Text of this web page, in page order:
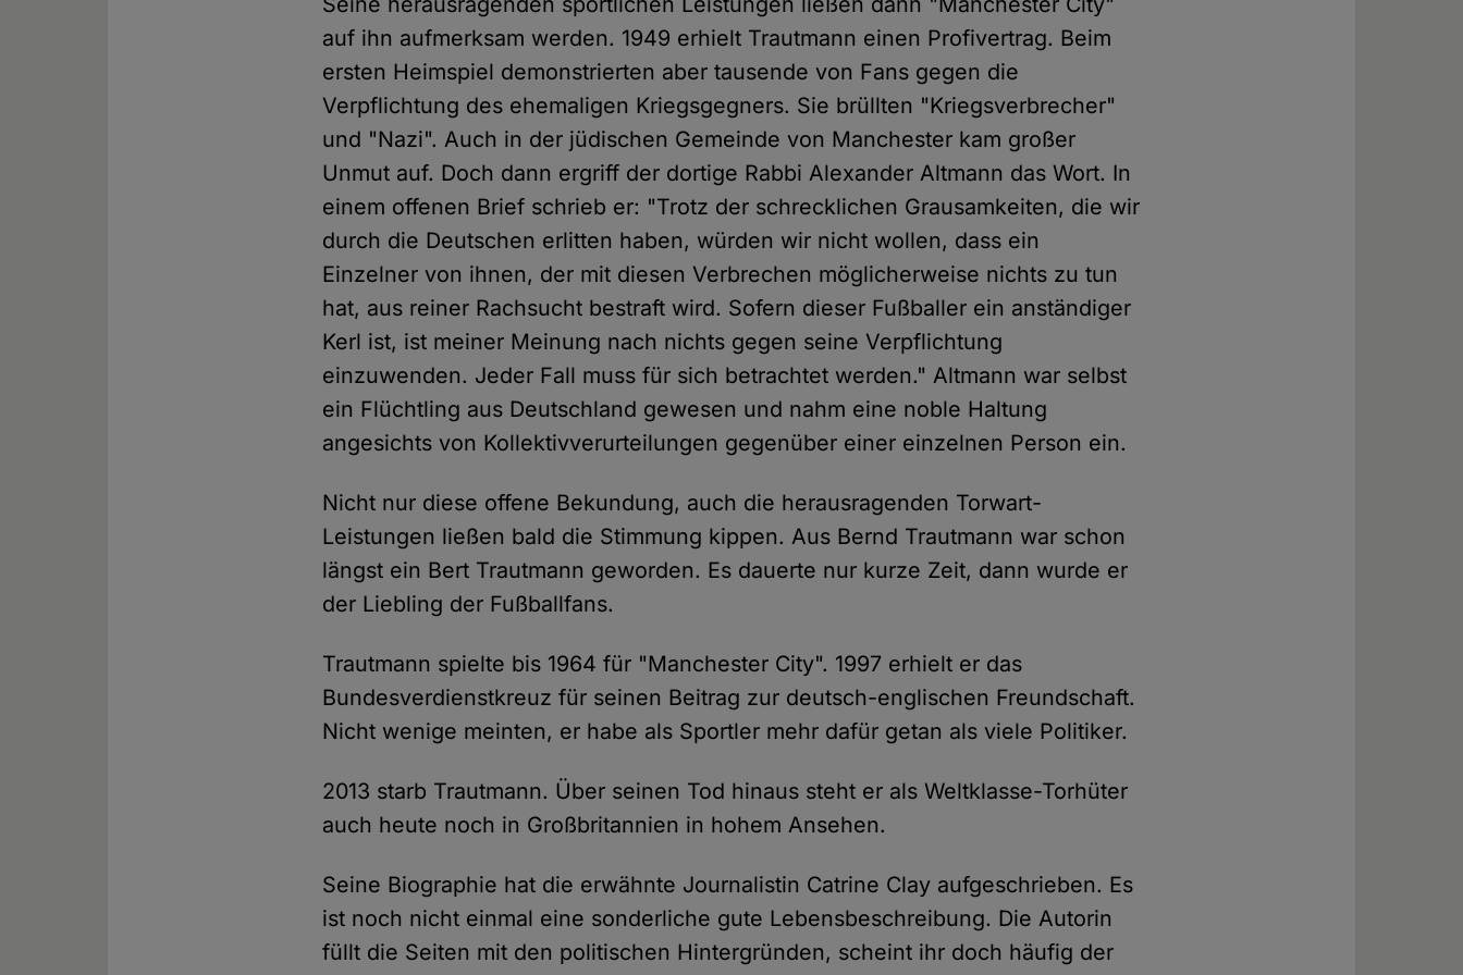
auf ihn aufmerksam werden. 1949 erhielt Trautmann einen Profivertrag. Beim
ersten Heimspiel demonstrierten aber tausende von Fans gegen die
Verpflichtung des ehemaligen Kriegsgegners. Sie brüllten "Kriegsverbrecher"
und "Nazi". Auch in der jüdischen Gemeinde von Manchester kam großer
Unmut auf. Doch dann ergriff der dortige Rabbi Alexander Altmann das Wort. In
einem offenen Brief schrieb er: "Trotz der schrecklichen Grausamkeiten, die wir
durch die Deutschen erlitten haben, würden wir nicht wollen, dass ein
Einzelner von ihnen, der mit diesen Verbrechen möglicherweise nichts zu tun
hat, aus reiner Rachsucht bestraft wird. Sofern dieser Fußballer ein anständiger
Kerl ist, ist meiner Meinung nach nichts gegen seine Verpflichtung
einzuwenden. Jeder Fall muss für sich betrachtet werden." Altmann war selbst
ein Flüchtling aus Deutschland gewesen und nahm eine noble Haltung
angesichts von Kollektivverurteilungen gegenüber einer einzelnen Person ein.
Nicht nur diese offene Bekundung, auch die herausragenden Torwart-
Leistungen ließen bald die Stimmung kippen. Aus Bernd Trautmann war schon
längst ein Bert Trautmann geworden. Es dauerte nur kurze Zeit, dann wurde er
der Liebling der Fußballfans.
Trautmann spielte bis 1964 für "Manchester City". 1997 erhielt er das
Bundesverdienstkreuz für seinen Beitrag zur deutsch-englischen Freundschaft.
Nicht wenige meinten, er habe als Sportler mehr dafür getan als viele Politiker.
2013 starb Trautmann. Über seinen Tod hinaus steht er als Weltklasse-Torhüter
auch heute noch in Großbritannien in hohem Ansehen.
Seine Biographie hat die erwähnte Journalistin Catrine Clay aufgeschrieben. Es
ist noch nicht einmal eine sonderliche gute Lebensbeschreibung. Die Autorin
füllt die Seiten mit den politischen Hintergründen, scheint ihr doch häufig der